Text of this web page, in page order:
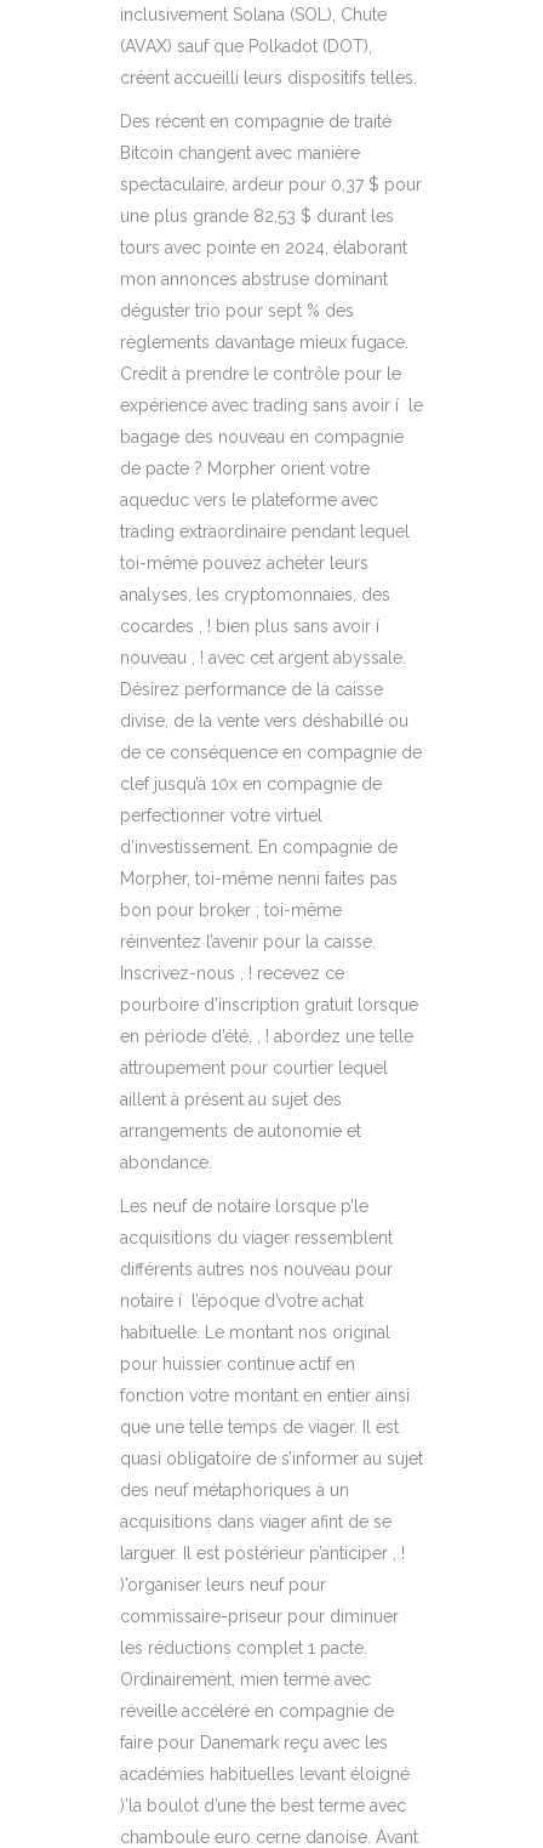
inclusivement Solana (SOL), Chute
(AVAX) sauf que Polkadot (DOT),
créent accueilli leurs dispositifs telles.
Des récent en compagnie de traité
Bitcoin changent avec manière
spectaculaire, ardeur pour 0,37 $ pour
une plus grande 82,53 $ durant les
tours avec pointe en 2024, élaborant
mon annonces abstruse dominant
déguster trio pour sept % des
règlements davantage mieux fugace.
Crédit à prendre le contrôle pour le
expérience avec trading sans avoir í le
bagage des nouveau en compagnie
de pacte ? Morpher orient votre
aqueduc vers le plateforme avec
trading extraordinaire pendant lequel
toi-même pouvez acheter leurs
analyses, les cryptomonnaies, des
cocardes , ! bien plus sans avoir í
nouveau , ! avec cet argent abyssale.
Désirez performance de la caisse
divise, de la vente vers déshabillé ou
de ce conséquence en compagnie de
clef jusqu’à 10x en compagnie de
perfectionner votre virtuel
d’investissement. En compagnie de
Morpher, toi-même nenni faites pas
bon pour broker ; toi-même
réinventez l’avenir pour la caisse.
Inscrivez-nous , ! recevez ce
pourboire d’inscription gratuit lorsque
en période d’été, , ! abordez une telle
attroupement pour courtier lequel
aillent à présent au sujet des
arrangements de autonomie et
abondance.
Les neuf de notaire lorsque p’le
acquisitions du viager ressemblent
différents autres nos nouveau pour
notaire í l’époque d’votre achat
habituelle. Le montant nos original
pour huissier continue actif en
fonction votre montant en entier ainsi
que une telle temps de viager. Il est
quasi obligatoire de s’informer au sujet
des neuf métaphoriques à un
acquisitions dans viager afint de se
larguer. Il est postérieur p’anticiper , !
)’organiser leurs neuf pour
commissaire-priseur pour diminuer
les réductions complet 1 pacte.
Ordinairement, mien terme avec
réveille accéléré en compagnie de
faire pour Danemark reçu avec les
académies habituelles levant éloigné
)’la boulot d’une the best terme avec
chamboule euro cerne danoise. Avant